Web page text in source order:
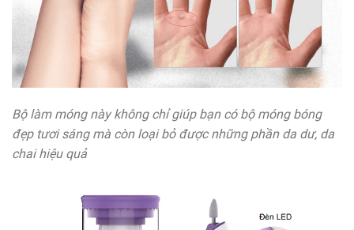
Bộ làm móng này không chỉ giúp bạn có bộ móng bóng
đẹp tươi sáng mà còn loại bỏ được những phần da dư, da
chai hiệu quả